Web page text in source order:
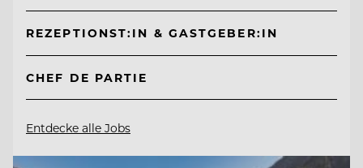
REZEPTIONST:IN & GASTGEBER:IN
CHEF DE PARTIE
Entdecke alle Jobs